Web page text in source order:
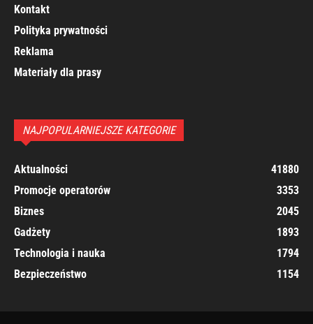
Kontakt
Polityka prywatności
Reklama
Materiały dla prasy
NAJPOPULARNIEJSZE KATEGORIE
Aktualności
41880
Promocje operatorów
3353
Biznes
2045
Gadżety
1893
Technologia i nauka
1794
Bezpieczeństwo
1154